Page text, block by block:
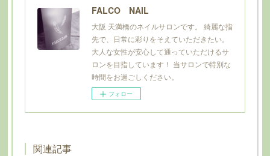
FALCO NAIL
大阪 天満橋のネイルサロンです。 綺麗な指
先で、日常に彩りをそえていただきたい。
大人な女性が安心して通っていただけるサ
ロンを目指しています！ 当サロンで特別な
時間をお過ごしください。
フォロー
関連記事